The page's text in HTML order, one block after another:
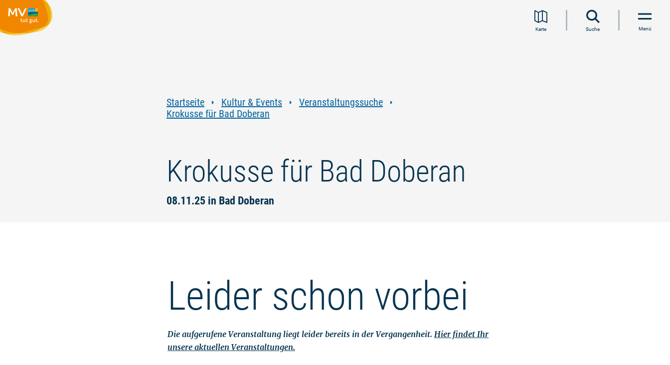
Karte Suche Menü
Startseite Kultur & Events
Veranstaltungssuche
Krokusse für Bad Doberan
Krokusse für Bad Doberan
08.11.25 in Bad Doberan
Leider schon vorbei
Die aufgerufene Veranstaltung liegt leider bereits in der Vergangenheit. Hier findet Ihr
unsere aktuellen Veranstaltungen.